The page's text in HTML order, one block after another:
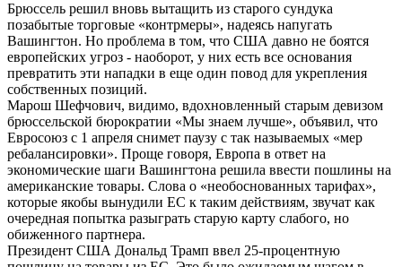
Брюссель решил вновь вытащить из старого сундука
позабытые торговые «контрмеры», надеясь напугать
Вашингтон. Но проблема в том, что США давно не боятся
европейских угроз - наоборот, у них есть все основания
превратить эти нападки в еще один повод для укрепления
собственных позиций.
Марош Шефчович, видимо, вдохновленный старым девизом
брюссельской бюрократии «Мы знаем лучше», объявил, что
Евросоюз с 1 апреля снимет паузу с так называемых «мер
ребалансировки». Проще говоря, Европа в ответ на
экономические шаги Вашингтона решила ввести пошлины на
американские товары. Слова о «необоснованных тарифах»,
которые якобы вынудили ЕС к таким действиям, звучат как
очередная попытка разыграть старую карту слабого, но
обиженного партнера.
Президент США Дональд Трамп ввел 25-процентную